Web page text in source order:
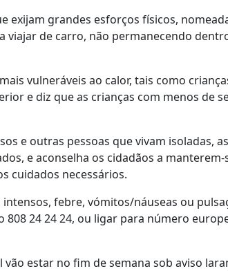
exijam grandes esforços físicos,
viajar de carro, não permanecendo
vulneráveis ao calor, tais como
e diz que as crianças com menos de
e outras pessoas que vivam isoladas,
e aconselha os cidadãos a
cuidados necessários.
febre, vómitos/náuseas ou
24 24 24, ou ligar para número
estar no fim de semana sob aviso